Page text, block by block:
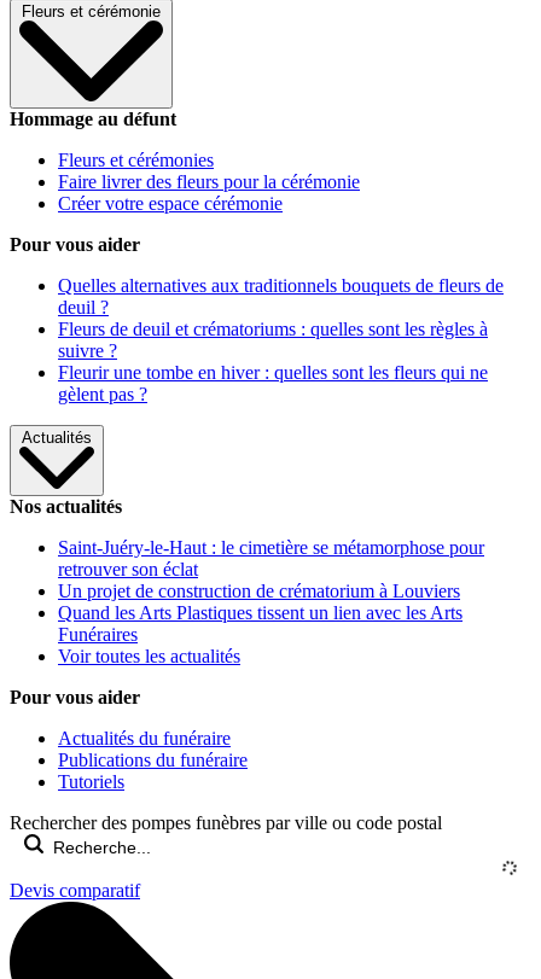
Fleurs et cérémonie
Hommage au défunt
Fleurs et cérémonies
Faire livrer des fleurs pour la cérémonie
Créer votre espace cérémonie
Pour vous aider
Quelles alternatives aux traditionnels bouquets de fleurs de
deuil ?
Fleurs de deuil et crématoriums : quelles sont les règles à
suivre ?
Fleurir une tombe en hiver : quelles sont les fleurs qui ne
gèlent pas ?
Actualités
Nos actualités
Saint-Juéry-le-Haut : le cimetière se métamorphose pour
retrouver son éclat
Un projet de construction de crématorium à Louviers
Quand les Arts Plastiques tissent un lien avec les Arts
Funéraires
Voir toutes les actualités
Pour vous aider
Actualités du funéraire
Publications du funéraire
Tutoriels
Rechercher des pompes funèbres par ville ou code postal
Devis comparatif